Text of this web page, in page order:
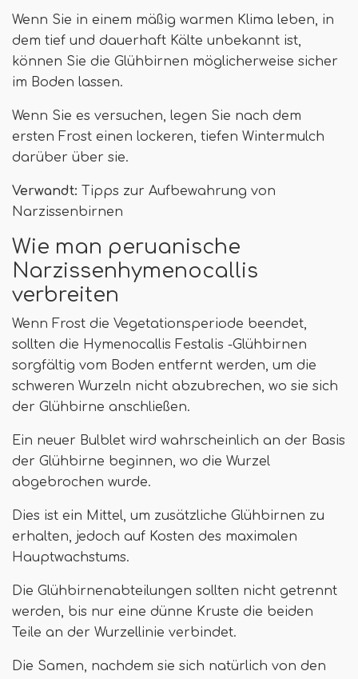
Wenn Sie in einem mäßig warmen Klima leben, in
dem tief und dauerhaft Kälte unbekannt ist,
können Sie die Glühbirnen möglicherweise sicher
im Boden lassen.
Wenn Sie es versuchen, legen Sie nach dem
ersten Frost einen lockeren, tiefen Wintermulch
darüber über sie.
Verwandt: Tipps zur Aufbewahrung von
Narzissenbirnen
Wie man peruanische
Narzissenhymenocallis
verbreiten
Wenn Frost die Vegetationsperiode beendet,
sollten die Hymenocallis Festalis -Glühbirnen
sorgfältig vom Boden entfernt werden, um die
schweren Wurzeln nicht abzubrechen, wo sie sich
der Glühbirne anschließen.
Ein neuer Bulblet wird wahrscheinlich an der Basis
der Glühbirne beginnen, wo die Wurzel
abgebrochen wurde.
Dies ist ein Mittel, um zusätzliche Glühbirnen zu
erhalten, jedoch auf Kosten des maximalen
Hauptwachstums.
Die Glühbirnenabteilungen sollten nicht getrennt
werden, bis nur eine dünne Kruste die beiden
Teile an der Wurzellinie verbindet.
Die Samen, nachdem sie sich natürlich von den